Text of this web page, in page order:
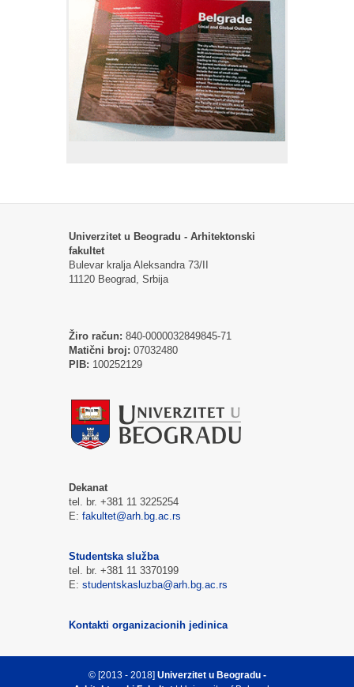
Univerzitet u Beogradu - Arhitektonski
fakultet
Bulevar kralja Aleksandra 73/II
11120 Beograd, Srbija
Žiro račun: 840-0000032849845-71
Matični broj: 07032480
PIB: 100252129
Dekanat
tel. br. +381 11 3225254
E: fakultet@arh.bg.ac.rs
Studentska služba
tel. br. +381 11 3370199
E: studentskasluzba@arh.bg.ac.rs
Kontakti organizacionih jedinica
© [2013 - 2018] Univerzitet u Beogradu -